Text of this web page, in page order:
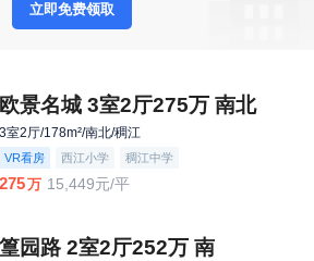
立即免费领取
欧景名城 3室2厅275万 南北
3室2厅/178m²/南北/稠江
VR看房 西江小学 稠江中学
275万 15,449元/平
篁园路 2室2厅252万 南